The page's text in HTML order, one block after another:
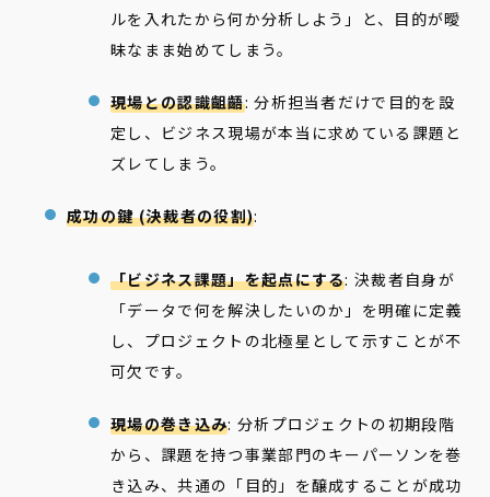
ルを入れたから何か分析しよう」と、目的が曖
昧なまま始めてしまう。
現場との認識齟齬: 分析担当者だけで目的を設
定し、ビジネス現場が本当に求めている課題と
ズレてしまう。
成功の鍵 (決裁者の役割):
「ビジネス課題」を起点にする: 決裁者自身が
「データで何を解決したいのか」を明確に定義
し、プロジェクトの北極星として示すことが不
可欠です。
現場の巻き込み: 分析プロジェクトの初期段階
から、課題を持つ事業部門のキーパーソンを巻
き込み、共通の「目的」を醸成することが成功